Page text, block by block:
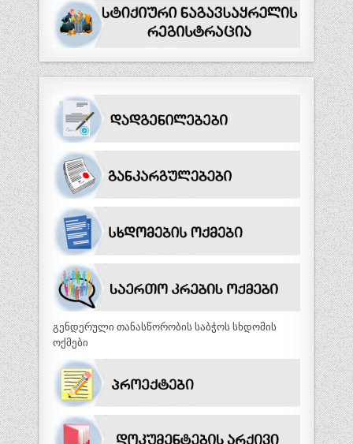
გენდერული თანასწორობის საბჭოს სხდომის
ოქმები